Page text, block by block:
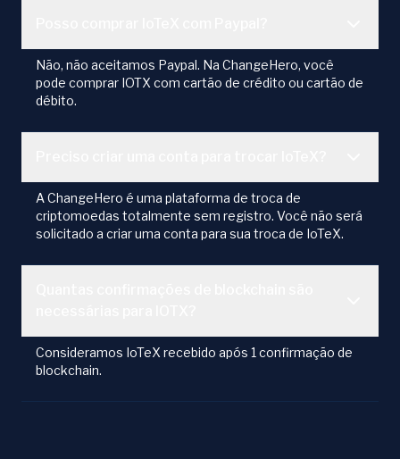
Não, não aceitamos Paypal. Na ChangeHero, você
pode comprar IOTX com cartão de crédito ou cartão de
débito.
A ChangeHero é uma plataforma de troca de
criptomoedas totalmente sem registro. Você não será
solicitado a criar uma conta para sua troca de IoTeX.
Consideramos IoTeX recebido após 1 confirmação de
blockchain.